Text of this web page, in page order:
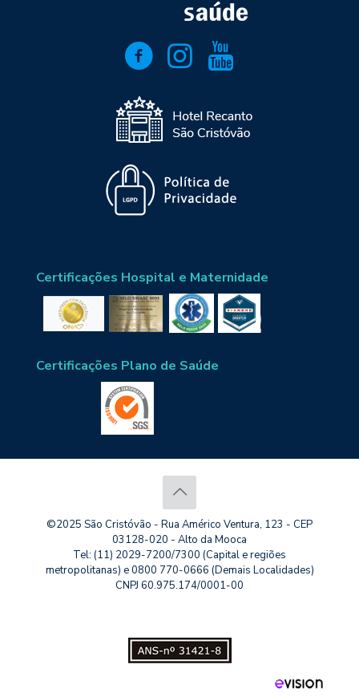
Certificações Hospital e Maternidade
Certificações Plano de Saúde
©2025 São Cristóvão - Rua Américo Ventura, 123 - CEP
03128-020 - Alto da Mooca
Tel: (11) 2029-7200/7300 (Capital e regiões
metropolitanas) e 0800 770-0666 (Demais Localidades)
CNPJ 60.975.174/0001-00